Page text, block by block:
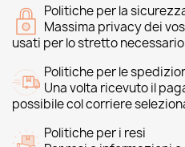
Politiche per la
Massima privacy dei
usati per lo stretto
Politiche per le
Una volta ricevuto il
possibile col corriere
Politiche per i resi